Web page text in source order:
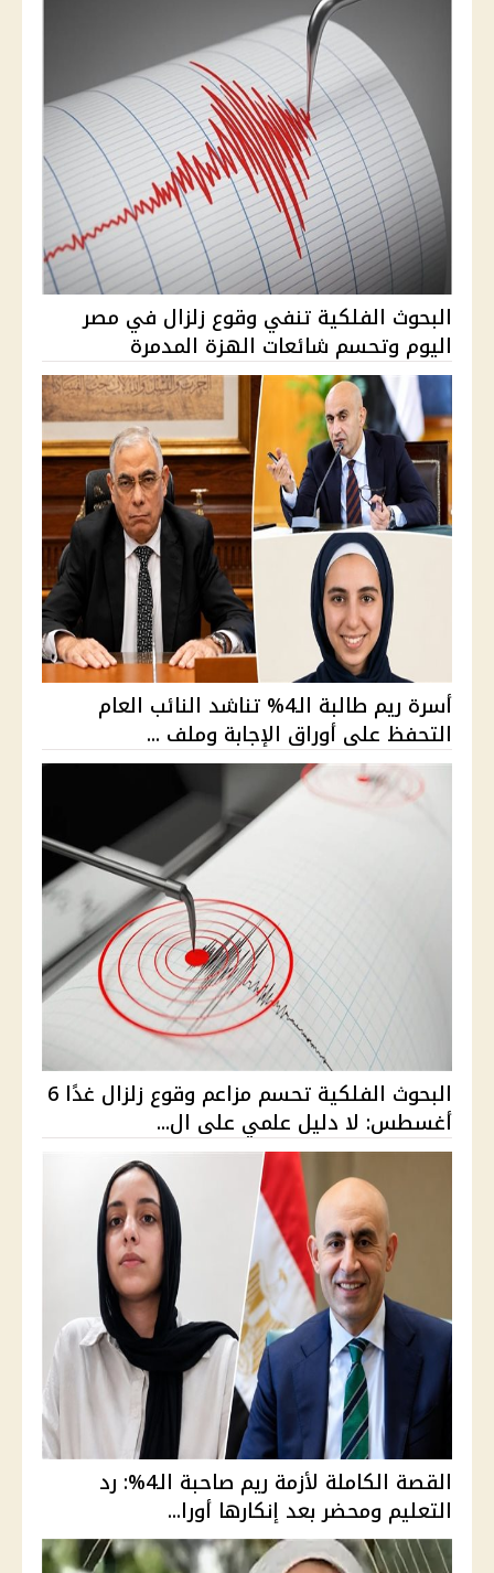
البحوث الفلكية تنفي وقوع زلزال في مصر
اليوم وتحسم شائعات الهزة المدمرة
أسرة ريم طالبة الـ4% تناشد النائب العام
التحفظ على أوراق الإجابة وملف ...
البحوث الفلكية تحسم مزاعم وقوع زلزال غدًا 6
أغسطس: لا دليل علمي على ال...
القصة الكاملة لأزمة ريم صاحبة الـ4%: رد
التعليم ومحضر بعد إنكارها أورا...